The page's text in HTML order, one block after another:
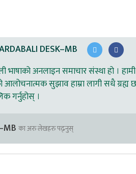
DESK–MB
भाषाको अनलाइन समाचार संस्था हो ।
आलोचनात्मक सुझाव हाम्रा लागी सधै ग्रह्य
गर्नुहोस् ।
का अरु लेखहरु पढ्नुस्